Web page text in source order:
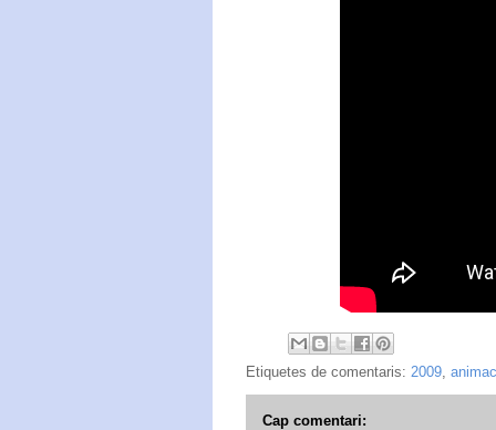
Etiquetes de comentaris: 2009,
Cap comentari: